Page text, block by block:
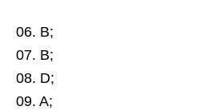
06. B;
07. B;
08. D;
09. A;